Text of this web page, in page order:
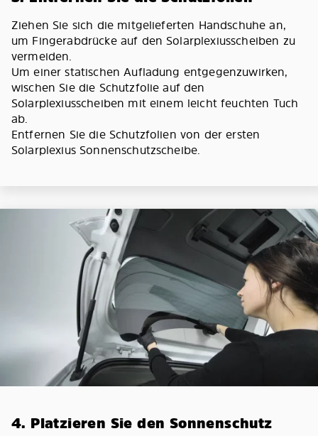
Ziehen Sie sich die mitgelieferten Handschuhe an,
um Fingerabdrücke auf den Solarplexiusscheiben zu
vermeiden.
Um einer statischen Aufladung entgegenzuwirken,
wischen Sie die Schutzfolie auf den
Solarplexiusscheiben mit einem leicht feuchten Tuch
ab.
Entfernen Sie die Schutzfolien von der ersten
Solarplexius Sonnenschutzscheibe.
4. Platzieren Sie den Sonnenschutz